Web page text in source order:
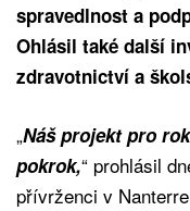
spravedlnost a
Ohlásil také další
zdravotnictví a
„Náš projekt pro
pokrok,“ prohlásil
přívrženci v